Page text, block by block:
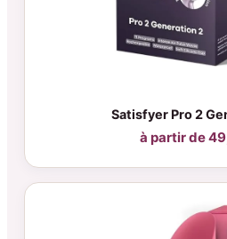
Satisfyer Pro 2
à partir de